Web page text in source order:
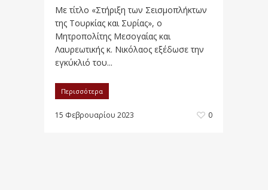
Με τίτλο «Στή­ριξη των Σεισμοπλήκτων
της Τουρκίας και Συρίας», ο
Μητροπολίτης Μεσογαίας και
Λαυρεωτικής κ. Νικόλαος εξέδωσε την
εγκύκλιό του...
Περισσότερα
15 Φεβρουαρίου 2023 0